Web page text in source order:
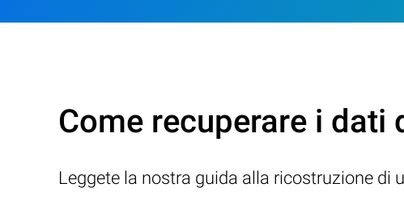
Come recuperare i dati
Leggete la nostra guida alla ricostruzione di